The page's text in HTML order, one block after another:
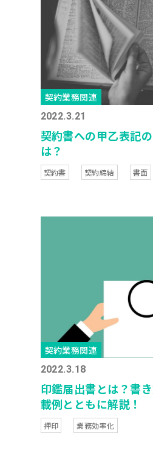
契約業務関連
2022.3.21
契約書への甲乙表記
は？
契約書 契約締結 書面
契約業務関連
2022.3.18
印鑑届出書とは？書
載例とともに解説！
押印 業務効率化